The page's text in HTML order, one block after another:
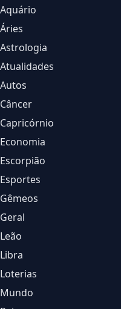
Aquário
Áries
Astrologia
Atualidades
Autos
Câncer
Capricórnio
Economia
Escorpião
Esportes
Gêmeos
Geral
Leão
Libra
Loterias
Mundo